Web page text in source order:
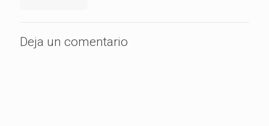
Deja un comentario